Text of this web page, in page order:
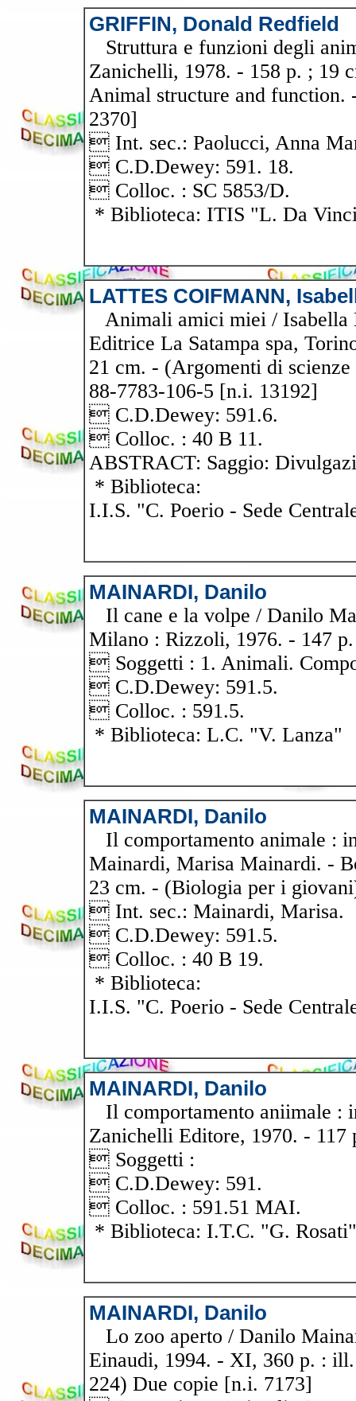
GRIFFIN, Donald Redfield
Struttura e funzioni degli
Zanichelli, 1978. - 158 p. ; 19
Animal structure and
2370]
 Int. sec.: Paolucci, Anna
 C.D.Dewey: 591. 18.
 Colloc. : SC 5853/D.
* Biblioteca: ITIS "L. Da
LATTES COIFMANN,
Animali amici miei / Isabella
Editrice La Satampa spa,
21 cm. - (Argomenti di
88-7783-106-5 [n.i. 13192]
 C.D.Dewey: 591.6.
 Colloc. : 40 B 11.
ABSTRACT: Saggio:
* Biblioteca:
I.I.S. "C. Poerio - Sede
MAINARDI, Danilo
Il cane e la volpe / Danilo
Milano : Rizzoli, 1976. - 147
 Soggetti : 1. Animali.
 C.D.Dewey: 591.5.
 Colloc. : 591.5.
* Biblioteca: L.C. "V. Lanza"
MAINARDI, Danilo
Il comportamento animale :
Mainardi, Marisa Mainardi. -
23 cm. - (Biologia per i
 Int. sec.: Mainardi, Marisa.
 C.D.Dewey: 591.5.
 Colloc. : 40 B 19.
* Biblioteca:
I.I.S. "C. Poerio - Sede
MAINARDI, Danilo
Il comportamento aniimale :
Zanichelli Editore, 1970. -
 Soggetti :
 C.D.Dewey: 591.
 Colloc. : 591.51 MAI.
* Biblioteca: I.T.C. "G. Rosati"
MAINARDI, Danilo
Lo zoo aperto / Danilo
Einaudi, 1994. - XI, 360 p. :
224) Due copie [n.i. 7173]